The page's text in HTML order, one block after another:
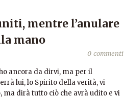
mentre l’anulare
mano
0 commenti
ancora da dirvi, ma per il
lui, lo Spirito della verità, vi
dirà tutto ciò che avrà udito e vi